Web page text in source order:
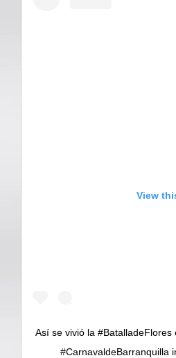
View
Así se vivió la
#CarnavaldeBarranquilla